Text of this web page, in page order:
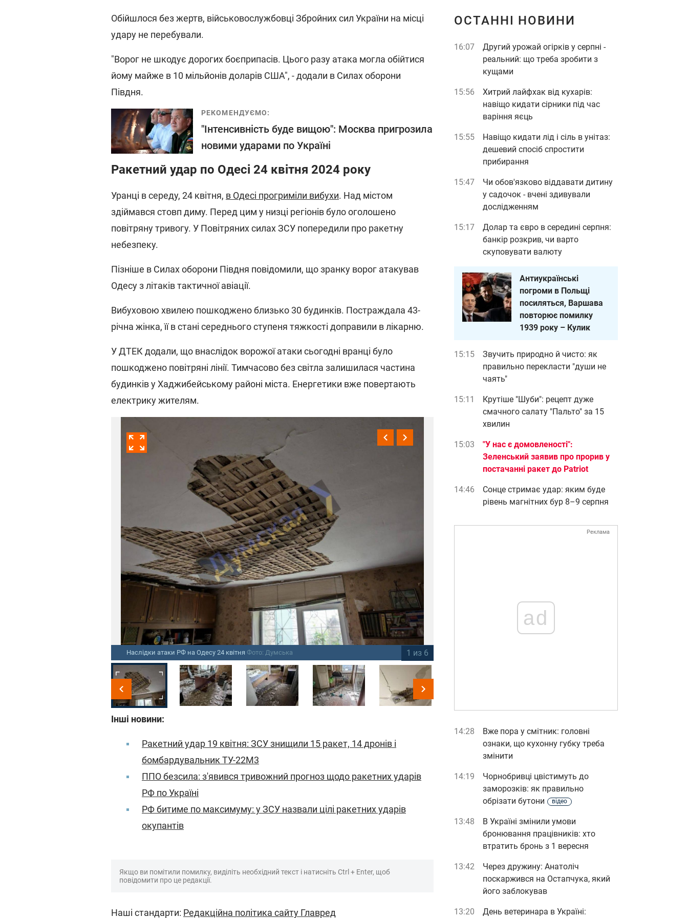
Обійшлося без жертв, військовослужбовці Збройних сил України на місці
удару не перебували.
"Ворог не шкодує дорогих боєприпасів. Цього разу атака могла обійтися
йому майже в 10 мільйонів доларів США", - додали в Силах оборони
Півдня.
РЕКОМЕНДУЄМО:
"Інтенсивність буде вищою": Москва пригрозила
новими ударами по Україні
Ракетний удар по Одесі 24 квітня 2024 року
Уранці в середу, 24 квітня, в Одесі прогриміли вибухи. Над містом
здіймався стовп диму. Перед цим у низці регіонів було оголошено
повітряну тривогу. У Повітряних силах ЗСУ попередили про ракетну
небезпеку.
Пізніше в Силах оборони Півдня повідомили, що зранку ворог атакував
Одесу з літаків тактичної авіації.
Вибуховою хвилею пошкоджено близько 30 будинків. Постраждала 43-
річна жінка, її в стані середнього ступеня тяжкості доправили в лікарню.
У ДТЕК додали, що внаслідок ворожої атаки сьогодні вранці було
пошкоджено повітряні лінії. Тимчасово без світла залишилася частина
будинків у Хаджибейському районі міста. Енергетики вже повертають
електрику жителям.
Наслідки атаки РФ на Одесу 24 квітня Фото: Думська 1 из 6
Інші новини:
Ракетний удар 19 квітня: ЗСУ знищили 15 ракет, 14 дронів і
бомбардувальник ТУ-22М3
ППО безсила: з'явився тривожний прогноз щодо ракетних ударів
РФ по Україні
РФ битиме по максимуму: у ЗСУ назвали цілі ракетних ударів
окупантів
Якщо ви помітили помилку, виділіть необхідний текст і натисніть Ctrl + Enter, щоб
повідомити про це редакції.
Наші стандарти: Редакційна політика сайту Главред
ОСТАННІ НОВИНИ
16:07
Другий урожай огірків у серпні -
реальний: що треба зробити з
кущами
15:56
Хитрий лайфхак від кухарів:
навіщо кидати сірники під час
варіння яєць
15:55
Навіщо кидати лід і сіль в унітаз:
дешевий спосіб спростити
прибирання
15:47
Чи обов'язково віддавати дитину
у садочок - вчені здивували
дослідженням
15:17
Долар та євро в середині серпня:
банкір розкрив, чи варто
скуповувати валюту
Антиукраїнські
погроми в Польщі
посиляться, Варшава
повторює помилку
1939 року – Кулик
15:15
Звучить природно й чисто: як
правильно перекласти "души не
чаять"
15:11
Крутіше "Шуби": рецепт дуже
смачного салату "Пальто" за 15
хвилин
15:03
"У нас є домовленості":
Зеленський заявив про прорив у
постачанні ракет до Patriot
14:46
Сонце стримає удар: яким буде
рівень магнітних бур 8–9 серпня
Реклама
ad
14:28
Вже пора у смітник: головні
ознаки, що кухонну губку треба
змінити
14:19
Чорнобривці цвістимуть до
заморозків: як правильно
обрізати бутони
відео
13:48
В Україні змінили умови
бронювання працівників: хто
втратить бронь з 1 вересня
13:42
Через дружину: Анатоліч
поскаржився на Остапчука, який
його заблокував
13:20 День ветеринара в Україні: